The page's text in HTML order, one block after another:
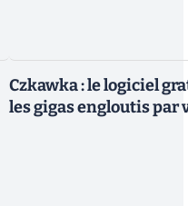
Czkawka : le logiciel
les gigas engloutis par